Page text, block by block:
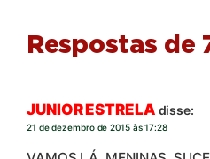
Respostas de
JUNIOR ESTRELA disse:
21 de dezembro de 2015 às 17:28